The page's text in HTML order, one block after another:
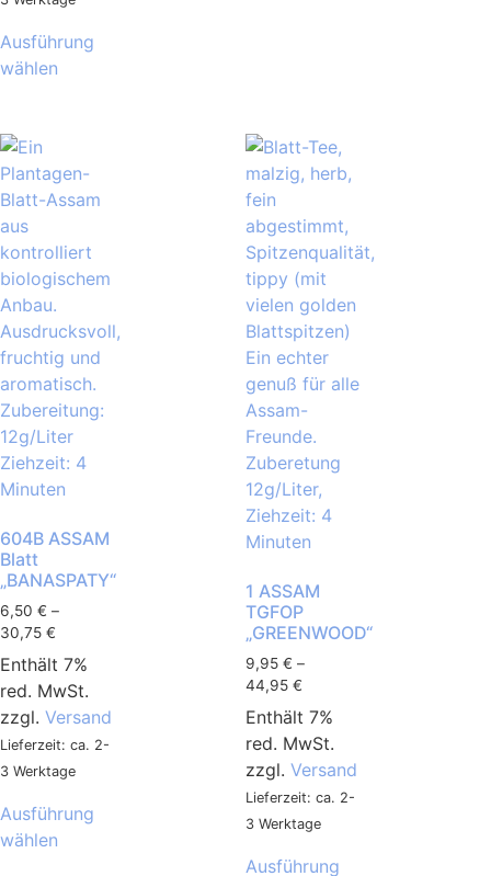
Ausführung
wählen
604B ASSAM
Blatt
„BANASPATY“
6,50 € –
30,75 €
Enthält 7%
red. MwSt.
zzgl. Versand
Lieferzeit: ca. 2-
3 Werktage
Ausführung
wählen
1 ASSAM
TGFOP
„GREENWOOD“
9,95 € –
44,95 €
Enthält 7%
red. MwSt.
zzgl. Versand
Lieferzeit: ca. 2-
3 Werktage
Ausführung